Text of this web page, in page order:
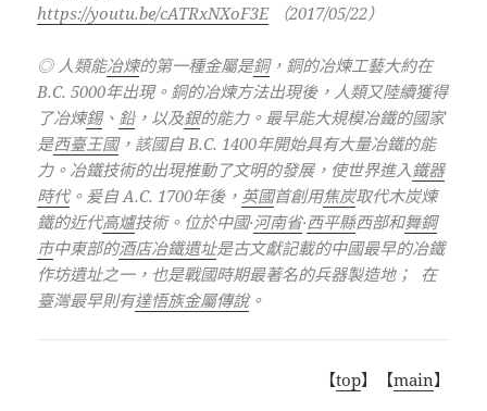
https://youtu.be/cATRxNXoF3E（2017/05/22）
◎ 人類能冶煉的第一種金屬是銅，銅的冶煉工藝大約在
B.C. 5000年出現。銅的冶煉方法出現後，人類又陸續獲得
了冶煉錫、 鉛，以及銀的能力。最早能大規模冶鐵的國家
是西臺王國，該國自 B.C. 1400年開始具有大量冶鐵的能
力。冶鐵技術的出現推動了文明的發展，使世界進入鐵器
時代。爰自 A.C. 1700年後， 英國首創用焦炭取代木炭煉
鐵的近代高爐技術。位於中國·河南省·西平縣西部和舞鋼
市中東部的酒店冶鐵遺址是古文獻記載的中國最早的冶鐵
作坊遺址之一，也是戰國時期最著名的兵器製造地； 在
臺灣最早則有達悟族金屬傳說。
【top】【main】